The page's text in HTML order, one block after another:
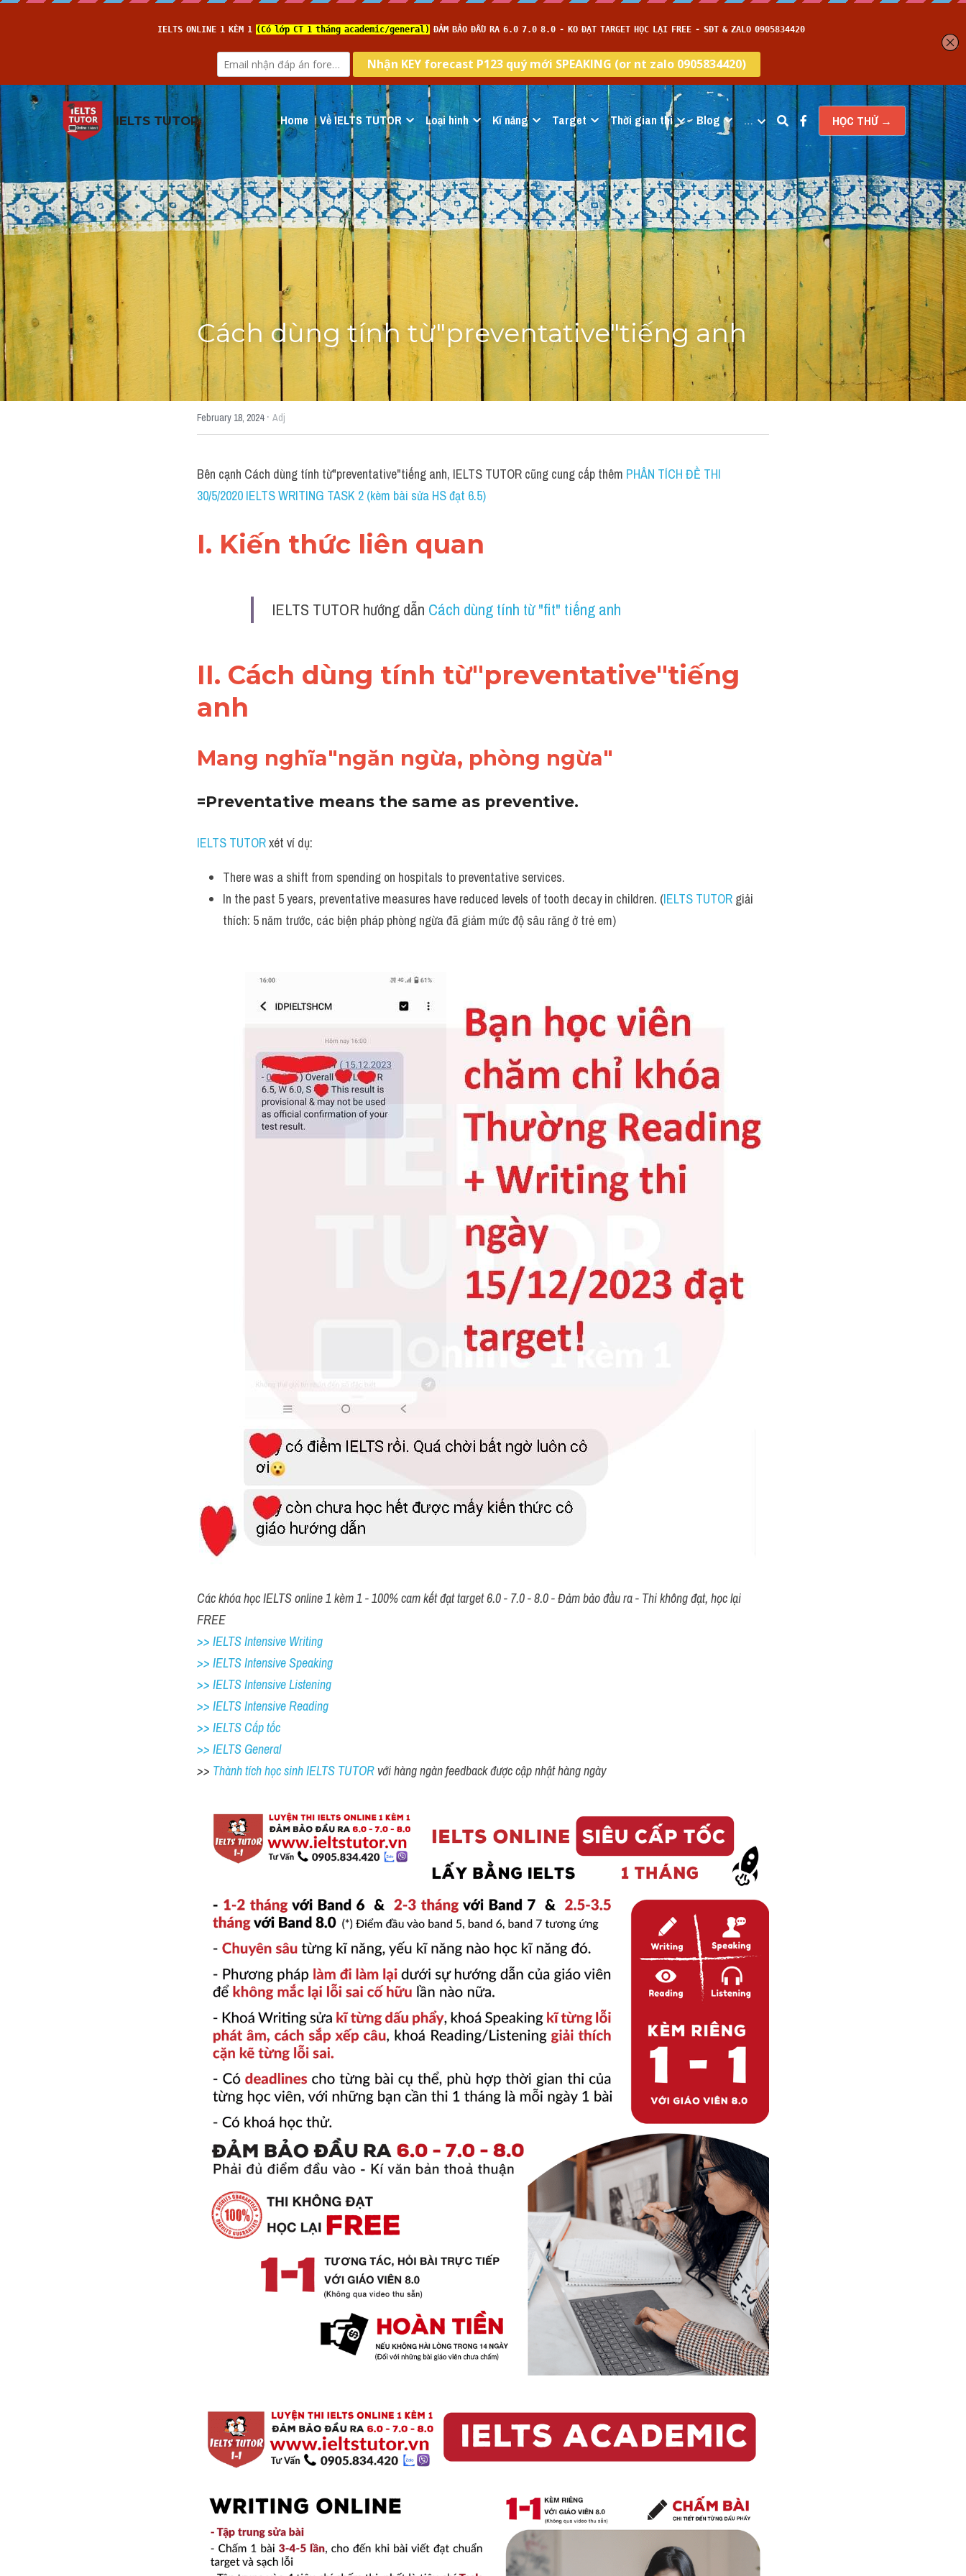
IELTS TUTOR Home Về IELTS TUTOR Loại hình Kĩ năng Target Thời gian thi Blog … HỌC THỬ →
Cách dùng tính từ"preventative"tiếng anh
February 18, 2024· Adj
Bên cạnh Cách dùng tính từ"preventative"tiếng anh, IELTS TUTOR cũng cung cấp thêm PHÂN TÍCH ĐỀ THI
30/5/2020 IELTS WRITING TASK 2 (kèm bài sửa HS đạt 6.5)
I. Kiến thức liên quan
IELTS TUTOR hướng dẫn Cách dùng tính từ "fit" tiếng anh
II. Cách dùng tính từ"preventative"tiếng
anh
Mang nghĩa"ngăn ngừa, phòng ngừa"
=Preventative means the same as preventive.
IELTS TUTOR xét ví dụ:
There was a shift from spending on hospitals to preventative services.
In the past 5 years, preventative measures have reduced levels of tooth decay in children. (IELTS TUTOR giải
thích: 5 năm trước, các biện pháp phòng ngừa đã giảm mức độ sâu răng ở trẻ em)
Các khóa học IELTS online 1 kèm 1 - 100% cam kết đạt target 6.0 - 7.0 - 8.0 - Đảm bảo đầu ra - Thi không đạt, học lại
FREE
>> IELTS Intensive Writing
>> IELTS Intensive Speaking
>> IELTS Intensive Listening
>> IELTS Intensive Reading
>> IELTS Cấp tốc
>> IELTS General
>> Thành tích học sinh IELTS TUTOR với hàng ngàn feedback được cập nhật hàng ngày